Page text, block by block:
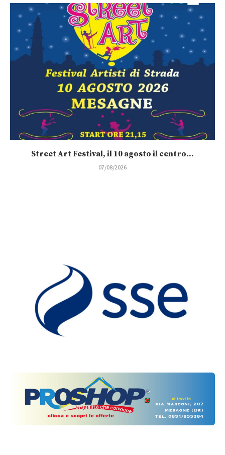
Street Art Festival, il 10 agosto il centro...
07/08/2026